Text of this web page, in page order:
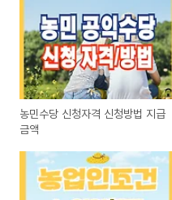
농민수당 신청자격 신청방법 지급
금액